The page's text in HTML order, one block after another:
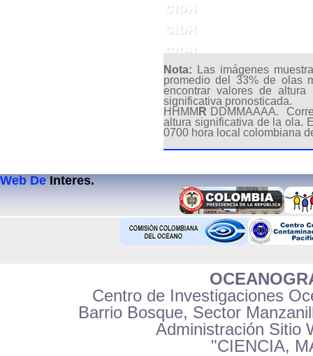
Nota: Las imágenes
promedio del 33% de olas
encontrar valores de
significativa pronosticada.
HHMM R DDMMAAAA.
altura significativa de la ola.
0700 hora local colombiana
Web De Interes.
Centro de Investigaciones
Barrio Bosque, Sector
Administración Sitio
"CIENCIA,